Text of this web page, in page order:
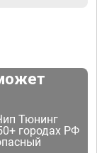
Тюнинг
городах РФ